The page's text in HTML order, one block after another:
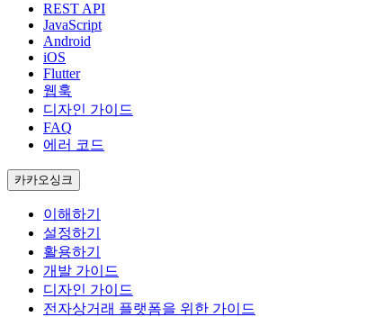
REST API
JavaScript
Android
iOS
Flutter
웹훅
디자인 가이드
FAQ
에러 코드
카카오싱크
이해하기
설정하기
활용하기
개발 가이드
디자인 가이드
전자상거래 플랫폼을 위한 가이드